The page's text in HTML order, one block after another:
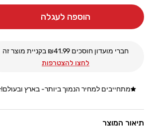
עבור
קוסקוס
30
עבור
סיר
קוסקוס
30
ס&quot;מ
הוספה לעגלה
חברי מועדון חוסכים ₪ 41.99
בקניית מוצר זה
לחצו להצטרפות
מתחייבים למחיר הנמוך ביותר- בארץ ובעולם!
תיאור המוצר